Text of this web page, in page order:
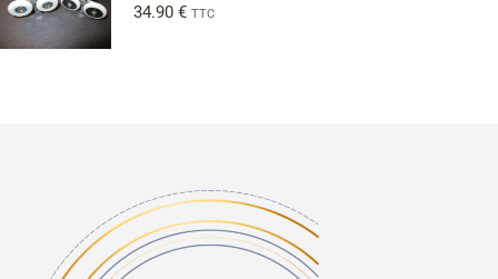
34.90 € TTC